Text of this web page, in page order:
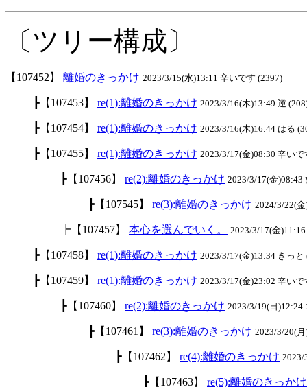
〔ツリー構成〕
【107452】 離婚のきっかけ 2023/3/15(水)13:11 辛いです (2397)
┣【107453】 re(1):離婚のきっかけ 2023/3/16(木)13:49 逆
┣【107454】 re(1):離婚のきっかけ 2023/3/16(木)16:44 はる
┣【107455】 re(1):離婚のきっかけ 2023/3/17(金)08:30 辛いで
┣【107456】 re(2):離婚のきっかけ 2023/3/17(金)08:43
┣【107545】 re(3):離婚のきっかけ 2024/3/22(
┣【107457】 本心を選んでいく。 2023/3/17(金
┣【107458】 re(1):離婚のきっかけ 2023/3/17(金)13:34 きっと
┣【107459】 re(1):離婚のきっかけ 2023/3/17(金)23:02 辛い
┣【107460】 re(2):離婚のきっかけ 2023/3/19(日)12:24
┣【107461】 re(3):離婚のきっかけ 2023/3/20(
┣【107462】 re(4):離婚のきっかけ 2023/
┣【107463】 re(5):離婚のきっかけ